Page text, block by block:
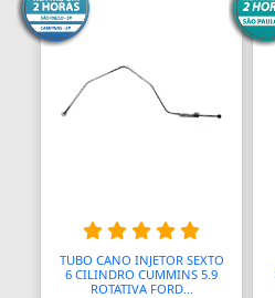
TUBO CANO INJETOR SEXTO
6 CILINDRO CUMMINS 5.9
ROTATIVA FORD...